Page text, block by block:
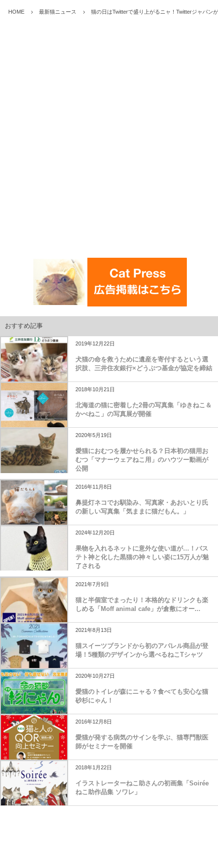
HOME 最新猫ニュース 猫の日はTwitterで盛り上がるニャ！Twitterジャパン
おすすめ記事
2019年12月22日
犬猫の命を救うために遺産を寄付するという選
択肢、三井住友銀行×どうぶつ基金が協定を締結
2018年10月21日
北海道の猫に密着した2冊の写真集「ゆきねこ＆
かべねこ」の写真展が開催
2020年5月19日
愛猫におむつを履かせられる？日本初の猫用お
むつ「マナーウェアねこ用」のハウツー動画が
公開
2016年11月8日
鼻提灯ネコでお馴染み、写真家・あおいとり氏
の新しい写真集「気ままに猫だもん。」
2024年12月20日
果物を入れるネットに意外な使い道が…！バス
テト神と化した黒猫の神々しい姿に15万人が魅
了される
2021年7月9日
猫と半個室でまったり！本格的なドリンクも楽
しめる「Moff animal cafe」が倉敷にオー...
2021年8月13日
猫スイーツブランドから初のアパレル商品が登
場！5種類のデザインから選べるねこTシャツ
2020年10月27日
愛猫のトイレが森にニャる？食べても安心な猫
砂杉にゃん！
2016年12月8日
愛猫が発する病気のサインを学ぶ、猫専門獣医
師がセミナーを開催
2018年1月22日
イラストレーターねこ助さんの初画集「Soirée
ねこ助作品集 ソワレ」